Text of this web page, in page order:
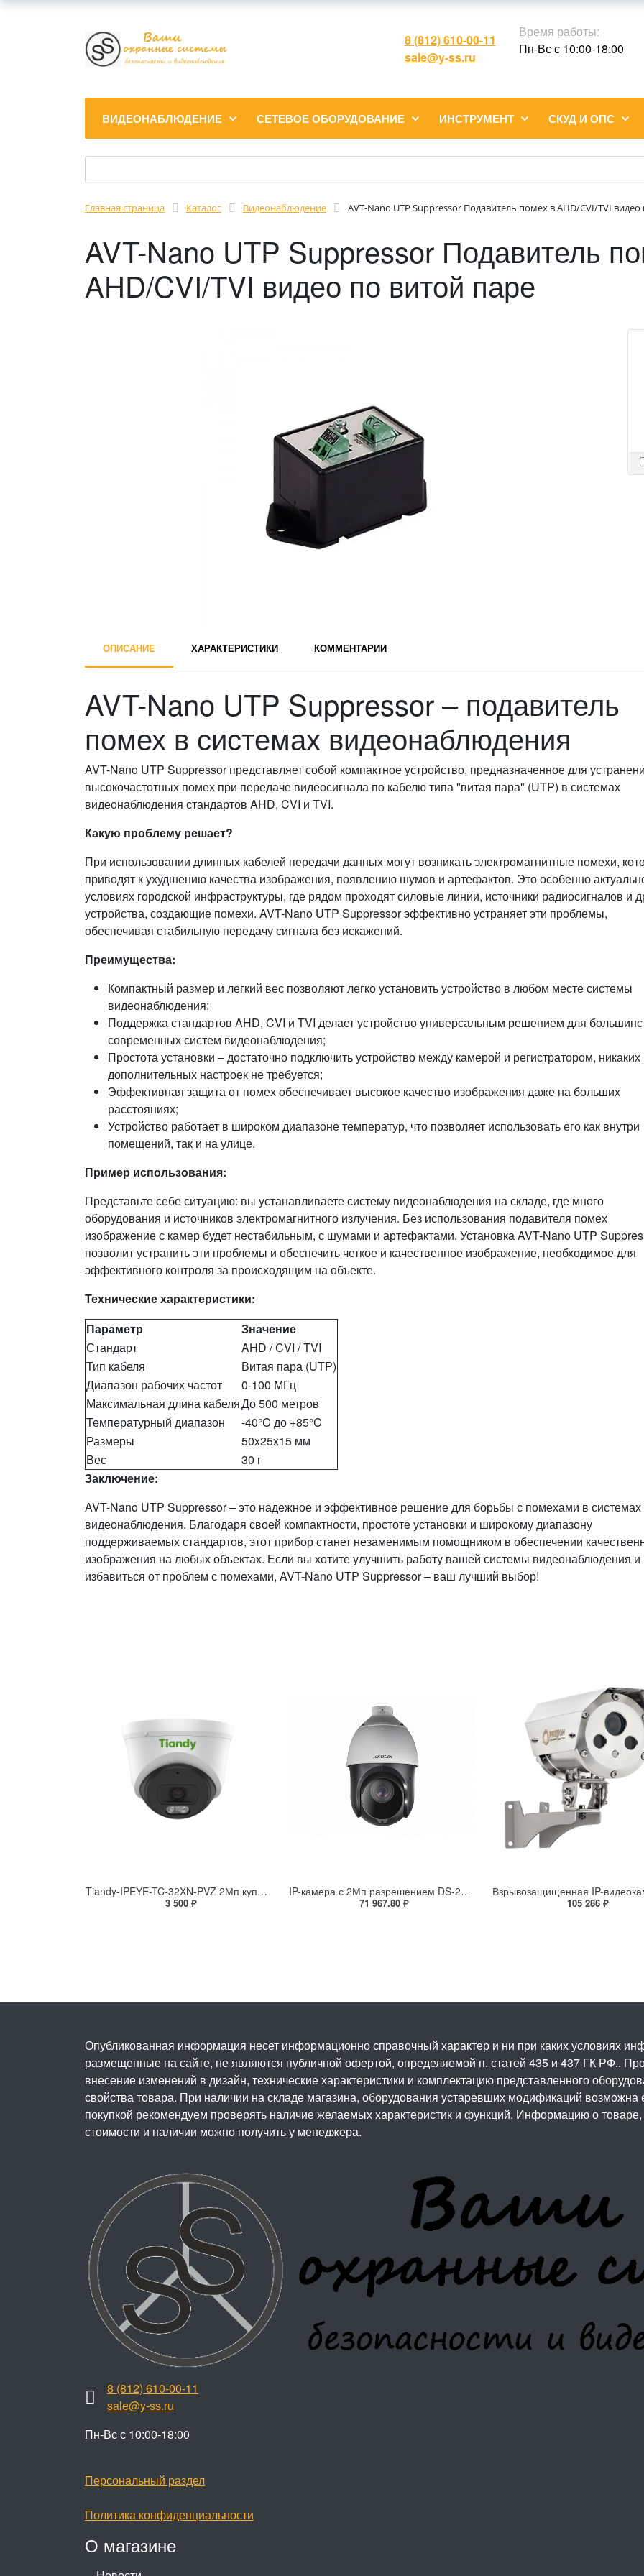
8 (812) 610-00-11
sale@y-ss.ru
Время работы:
Пн-Вс с 10:00-18:00
ВИДЕОНАБЛЮДЕНИЕ СЕТЕВОЕ ОБОРУДОВАНИЕ ИНСТРУМЕНТ СКУД И ОПС
Главная страница Каталог Видеонаблюдение AVT-Nano UTP Suppressor Подавитель помех в AHD/CVI/TVI
AVT-Nano UTP Suppressor Подавитель
AHD/CVI/TVI видео по витой паре
ОПИСАНИЕ ХАРАКТЕРИСТИКИ КОММЕНТАРИИ
AVT-Nano UTP Suppressor – подавитель
помех в системах видеонаблюдения
AVT-Nano UTP Suppressor представляет собой компактное устройство, предназначенное для
высокочастотных помех при передаче видеосигнала по кабелю типа "витая пара" (UTP) в системах
видеонаблюдения стандартов AHD, CVI и TVI.
Какую проблему решает?
При использовании длинных кабелей передачи данных могут возникать электромагнитные помехи,
приводят к ухудшению качества изображения, появлению шумов и артефактов. Это особенно
условиях городской инфраструктуры, где рядом проходят силовые линии, источники радиосигналов и
устройства, создающие помехи. AVT-Nano UTP Suppressor эффективно устраняет эти проблемы,
обеспечивая стабильную передачу сигнала без искажений.
Преимущества:
Компактный размер и легкий вес позволяют легко установить устройство в любом месте системы
видеонаблюдения;
Поддержка стандартов AHD, CVI и TVI делает устройство универсальным решением для
современных систем видеонаблюдения;
Простота установки – достаточно подключить устройство между камерой и регистратором, никаких
дополнительных настроек не требуется;
Эффективная защита от помех обеспечивает высокое качество изображения даже на больших
расстояниях;
Устройство работает в широком диапазоне температур, что позволяет использовать его как внутри
помещений, так и на улице.
Пример использования:
Представьте себе ситуацию: вы устанавливаете систему видеонаблюдения на складе, где много
оборудования и источников электромагнитного излучения. Без использования подавителя помех
изображение с камер будет нестабильным, с шумами и артефактами. Установка AVT-Nano UTP
позволит устранить эти проблемы и обеспечить четкое и качественное изображение, необходимое для
эффективного контроля за происходящим на объекте.
Технические характеристики:
Параметр
Значение
Стандарт
AHD / CVI / TVI
Тип кабеля
Витая пара (UTP)
Диапазон рабочих частот
0-100 МГц
Максимальная длина кабеляДо 500 метров
Температурный диапазон
-40°C до +85°C
Размеры
50x25x15 мм
Вес
30 г
Заключение:
AVT-Nano UTP Suppressor – это надежное и эффективное решение для борьбы с помехами в системах
видеонаблюдения. Благодаря своей компактности, простоте установки и широкому диапазону
поддерживаемых стандартов, этот прибор станет незаменимым помощником в обеспечении
изображения на любых объектах. Если вы хотите улучшить работу вашей системы видеонаблюдения и
избавиться от проблем с помехами, AVT-Nano UTP Suppressor – ваш лучший выбор!
Tiandy-IPEYE-TC-32XN-PVZ 2Мп купольная «турель» IP камера с фиксированным объективом, серия SPARK со встроенным агентом IPEYE для ПВЗ
3 500 ₽
IP-камера с 2Мп разрешением DS-2DE4225IW-DE(S5)
71 967.80 ₽ 105 286 ₽
О магазине
8 (812) 610-00-11
sale@y-ss.ru
Пн-Вс с 10:00-18:00
Персональный раздел
Политика конфиденциальности
Опубликованная информация несет информационно справочный характер и ни при каких условиях
размещенные на сайте, не являются публичной офертой, определяемой п. статей 435 и 437 ГК РФ..
внесение изменений в дизайн, технические характеристики и комплектацию представленного
свойства товара. При наличии на складе магазина, оборудования устаревших модификаций
покупкой рекомендуем проверять наличие желаемых характеристик и функций. Информацию о товаре,
стоимости и наличии можно получить у менеджера.